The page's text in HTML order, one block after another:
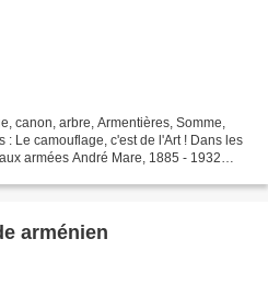
canon, arbre, Armentières, Somme,
: Le camouflage, c'est de l'Art ! Dans les
armées André Mare, 1885 - 1932
arménien